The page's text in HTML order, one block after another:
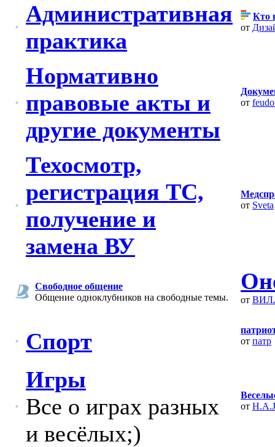
Административная
практика
Кто
от
Нормативно
правовые акты и
другие документы
от
Техосмотр,
регистрация ТС,
получение и
замена ВУ
от Sveta
Свободное общение
Общение одноклубников на свободные темы.
от
Спорт
от патр
Игры
Все о играх разных
и весёлых;)
от